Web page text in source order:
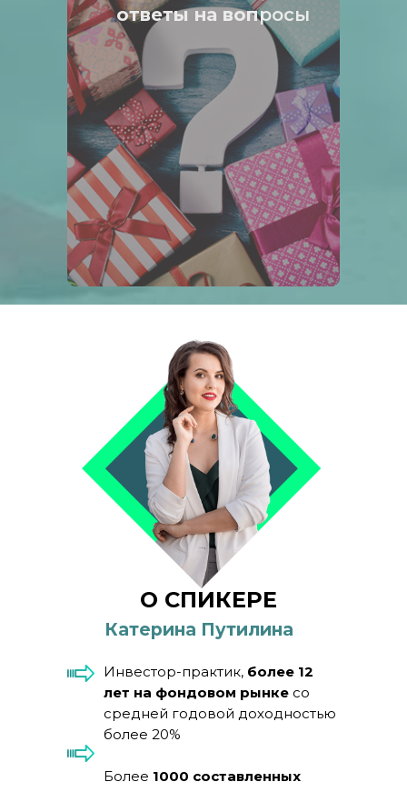
ответы на вопросы
О СПИКЕРЕ
Катерина Путилина
Инвестор-практик, более 12
лет на фондовом рынке со
средней годовой доходностью
более 20%
Более 1000 составленных